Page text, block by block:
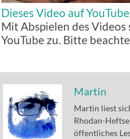
Dieses Video auf
Mit Abspielen des
YouTube zu. Bitte
Martin
Martin liest
Rhodan-
öffentliches